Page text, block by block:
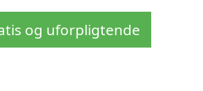
og uforpligtende